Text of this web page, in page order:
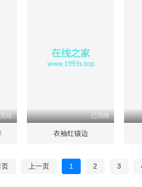
结 已完结
衣袖红镶边
页 上一页 1 2 3